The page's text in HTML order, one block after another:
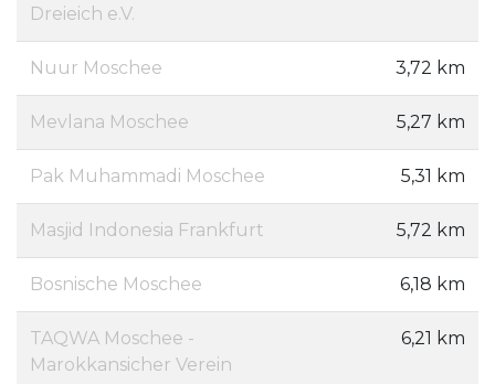
Dreieich e.V.
Nuur Moschee 3,72 km
Mevlana Moschee 5,27 km
Pak Muhammadi Moschee 5,31 km
Masjid Indonesia Frankfurt 5,72 km
Bosnische Moschee 6,18 km
TAQWA Moschee -
Marokkansicher Verein
6,21 km